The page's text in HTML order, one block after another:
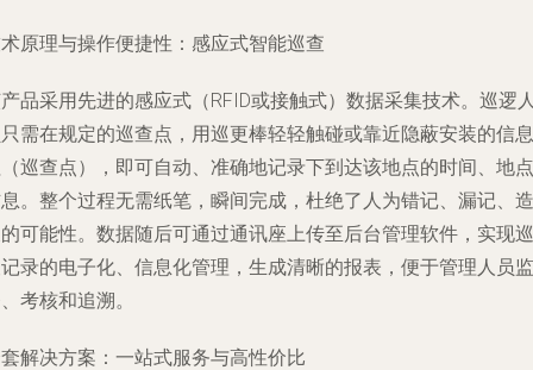
原理与操作便捷性：感应式智能巡查
品采用先进的感应式（RFID或接触式）数据采集技术。巡逻
需在规定的巡查点，用巡更棒轻轻触碰或靠近隐蔽安装的信息
巡查点），即可自动、准确地记录下到达该地点的时间、地点
。整个过程无需纸笔，瞬间完成，杜绝了人为错记、漏记、造
可能性。数据随后可通过通讯座上传至后台管理软件，实现巡
录的电子化、信息化管理，生成清晰的报表，便于管理人员监
考核和追溯。
解决方案：一站式服务与高性价比